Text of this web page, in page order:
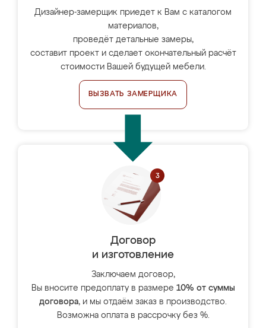
Дизайнер-замерщик приедет к Вам с каталогом
материалов,
проведёт детальные замеры,
составит проект и сделает окончательный расчёт
стоимости Вашей будущей мебели.
ВЫЗВАТЬ ЗАМЕРЩИКА
Договор
и изготовление
Заключаем договор,
Вы вносите предоплату в размере 10% от суммы
договора, и мы отдаём заказ в производство.
Возможна оплата в рассрочку без %.